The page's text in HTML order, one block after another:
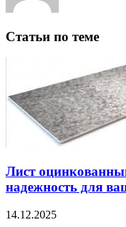
Статьи по теме
Лист
надежность для
14.12.2025